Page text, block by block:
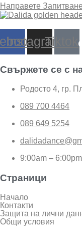
Направете Запитване
InstagramTiktok
Свържете се с
Родосто 4, гр.
089 700 4464
089 649 5254
9:00am –
Страници
Начало
Контакти
Защита на лични
Общи условия